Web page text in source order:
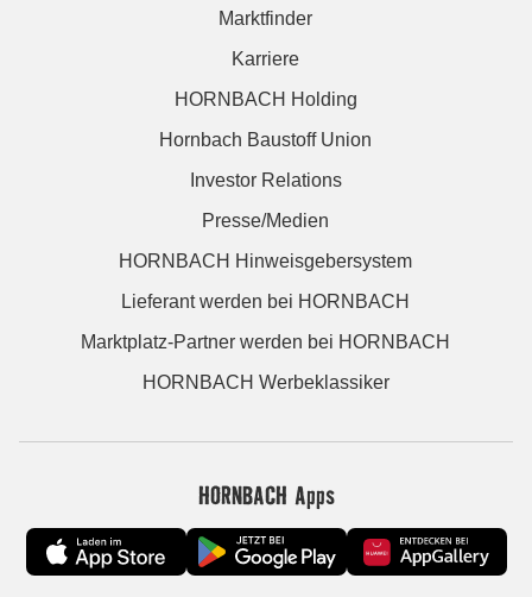
Marktfinder
Karriere
HORNBACH Holding
Hornbach Baustoff Union
Investor Relations
Presse/Medien
HORNBACH Hinweisgebersystem
Lieferant werden bei HORNBACH
Marktplatz-Partner werden bei HORNBACH
HORNBACH Werbeklassiker
HORNBACH Apps